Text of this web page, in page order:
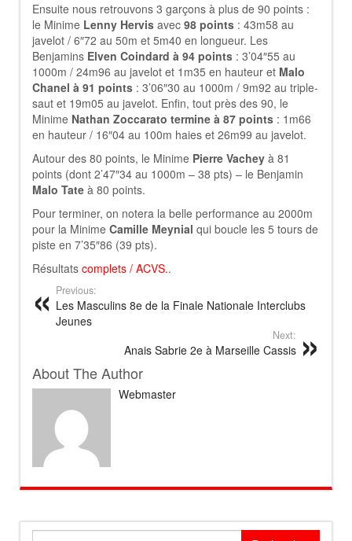
Ensuite nous retrouvons 3 garçons à plus de 90 points :
le Minime Lenny Hervis avec 98 points : 43m58 au
javelot / 6″72 au 50m et 5m40 en longueur. Les
Benjamins Elven Coindard à 94 points : 3’04″55 au
1000m / 24m96 au javelot et 1m35 en hauteur et Malo
Chanel à 91 points : 3’06″30 au 1000m / 9m92 au triple-
saut et 19m05 au javelot. Enfin, tout près des 90, le
Minime Nathan Zoccarato termine à 87 points : 1m66
en hauteur / 16″04 au 100m haies et 26m99 au javelot.
Autour des 80 points, le Minime Pierre Vachey à 81
points (dont 2’47″34 au 1000m – 38 pts) – le Benjamin
Malo Tate à 80 points.
Pour terminer, on notera la belle performance au 2000m
pour la Minime Camille Meynial qui boucle les 5 tours de
piste en 7’35″86 (39 pts).
Résultats complets / ACVS..
Previous:
Les Masculins 8e de la Finale Nationale Interclubs
Jeunes
Next:
Anais Sabrie 2e à Marseille Cassis
About The Author
Webmaster